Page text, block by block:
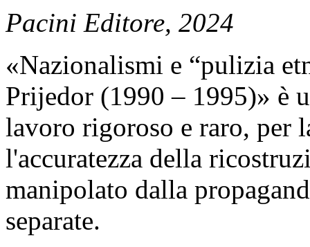
Pacini Editore, 2024
«Nazionalismi e “pulizia
Prijedor (1990 – 1995)» è
lavoro rigoroso e raro, per
l'accuratezza della
manipolato dalla
separate.